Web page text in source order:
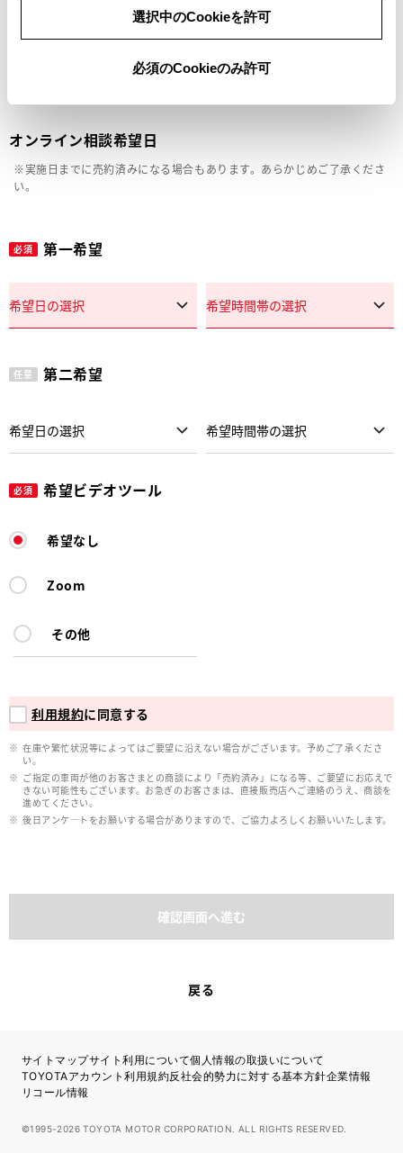
選択中のCookieを許可
必須のCookieのみ許可
オンライン相談希望日
※実施日までに売約済みになる場合もあります。あらかじめご了承くださ
い。
必須 第一希望
任意 第二希望
必須 希望ビデオツール
希望なし
Zoom
その他
利用規約に同意する
在庫や繁忙状況等によってはご要望に沿えない場合がございます。予めご了承くださ
い。
ご指定の車両が他のお客さまとの商談により「売約済み」になる等、ご要望にお応えで
きない可能性もございます。お急ぎのお客さまは、直接販売店へご連絡のうえ、商談を
進めてください。
後日アンケ―トをお願いする場合がありますので、ご協力よろしくお願いいたします。
確認画面へ進む
戻る
サイトマップサイト利用について個人情報の取扱いについて
TOYOTAアカウント利用規約反社会的勢力に対する基本方針企業情報
リコール情報
©1995-2026 TOYOTA MOTOR CORPORATION. ALL RIGHTS RESERVED.